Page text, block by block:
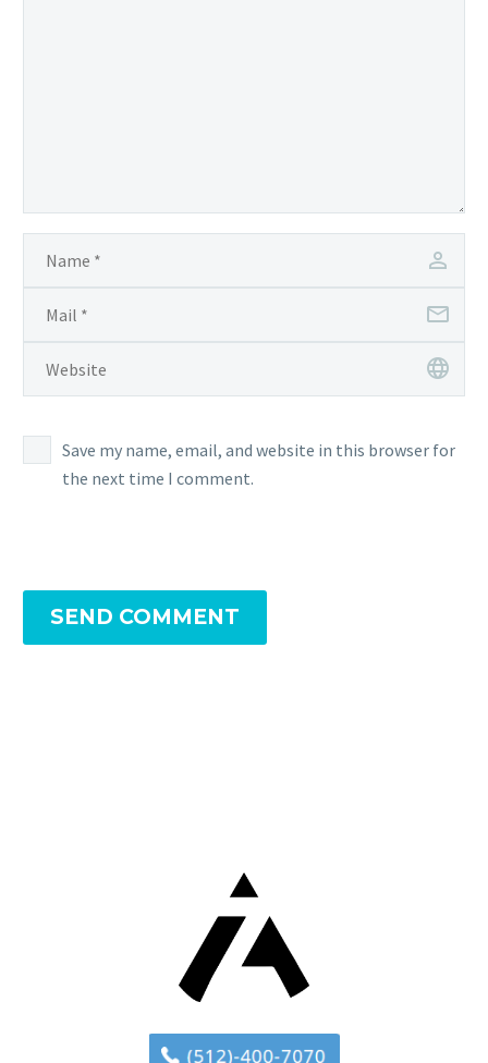
Save my name, email, and website in this browser for
the next time I comment.
SEND COMMENT